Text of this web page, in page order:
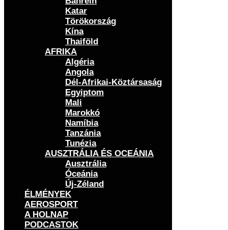
Katar
Törökország
Kína
Thaiföld
AFRIKA
Algéria
Angola
Dél-Afrikai-Köztársaság
Egyiptom
Mali
Marokkó
Namíbia
Tanzánia
Tunézia
AUSZTRÁLIA ÉS OCEÁNIA
Ausztrália
Óceánia
Új-Zéland
ÉLMÉNYEK
AEROSPORT
A HOLNAP
PODCASTOK